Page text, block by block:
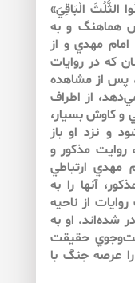
الثُّلُثَ الْبَاقِيَ»
هماهنگ و به
مهدي و از
كه در روايات
پس از مشاهده
از اطراف
و كاوش بسيار،
و نزد او باز
اين لحاظ، روايت مذكور و
مهدي ارتباطي
آن­ها را به
از ناحيه
شده‌اند. او به
حقيقت
عرصه جنگ با